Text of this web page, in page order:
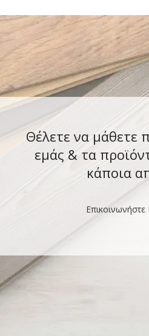
Θέλετε να μάθετε
εμάς & τα
κάποια